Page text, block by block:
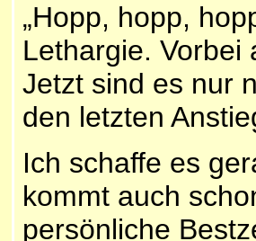
„Hopp, hopp,
Lethargie. Vorbei
Jetzt sind es nur
den letzten
Ich schaffe es
kommt auch
persönliche